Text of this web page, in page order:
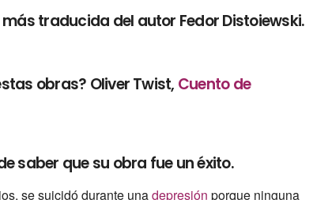
traducida del autor Fedor Distoiewski.
obras? Oliver Twist, Cuento de
saber que su obra fue un éxito.
se suicidó durante unadepresiónporque ninguna